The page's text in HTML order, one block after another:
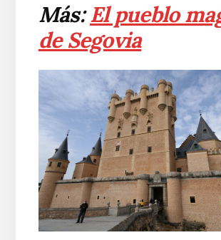
Más:El pueblo
de Segovia